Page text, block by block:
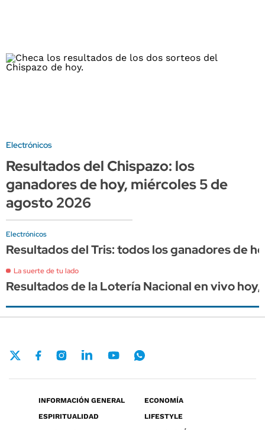
Electrónicos
Resultados del Chispazo: los
ganadores de hoy, miércoles 5 de
agosto 2026
Electrónicos
Resultados del Tris: todos los ganadores de
La suerte de tu lado
Resultados de la Lotería Nacional en vivo
INFORMACIÓN GENERAL
ECONOMÍA
ESPIRITUALIDAD
LIFESTYLE